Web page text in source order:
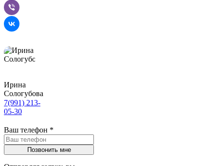
Ирина
Сологубова
7(991) 213-
05-30
Ваш телефон *